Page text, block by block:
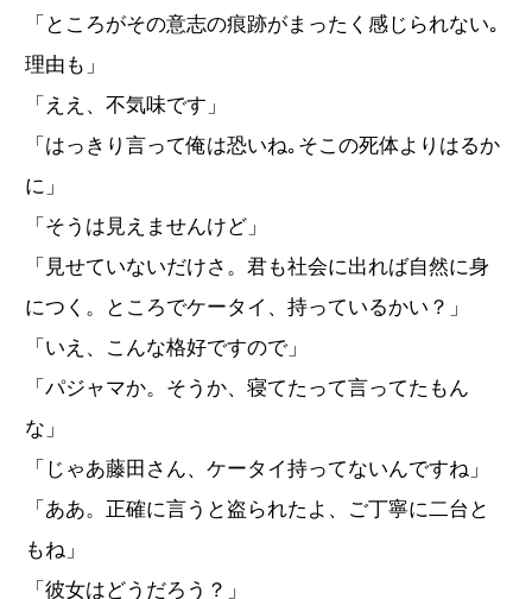
「ところがその意志の痕跡がまったく感じられない｡
理由も」
「ええ、不気味です」
「はっきり言って俺は恐いね｡そこの死体よりはるか
に」
「そうは見えませんけど」
「見せていないだけさ。君も社会に出れば自然に身
につく。ところでケータイ、持っているかい？」
「いえ、こんな格好ですので」
「パジャマか。そうか、寝てたって言ってたもん
な」
「じゃあ藤田さん、ケータイ持ってないんですね」
「ああ。正確に言うと盗られたよ、ご丁寧に二台と
もね」
「彼女はどうだろう？」